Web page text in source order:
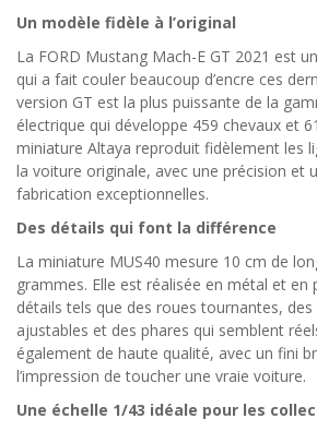
Un modèle fidèle à l’original
La FORD Mustang Mach-E GT 2021 est
qui a fait couler beaucoup d’encre ces
version GT est la plus puissante de la
électrique qui développe 459 chevaux et
miniature Altaya reproduit fidèlement les
la voiture originale, avec une précision et
fabrication exceptionnelles.
Des détails qui font la différence
La miniature MUS40 mesure 10 cm de
grammes. Elle est réalisée en métal et en
détails tels que des roues tournantes,
ajustables et des phares qui semblent
également de haute qualité, avec un fini
l’impression de toucher une vraie voiture.
Une échelle 1/43 idéale pour les